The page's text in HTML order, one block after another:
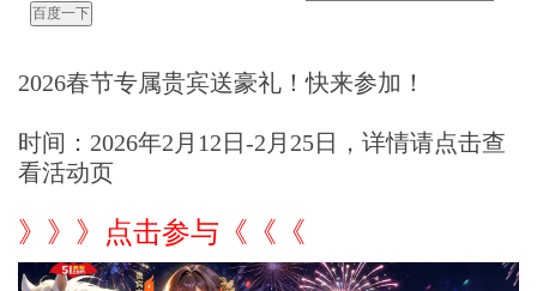
2026春节专属贵宾送豪礼！快来参加！
时间：2026年2月12日-2月25日，详情请点击查
看活动页
》》》点击参与《《《